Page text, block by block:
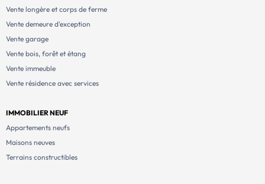
Vente longère et corps de ferme
Vente demeure d'exception
Vente garage
Vente bois, forêt et étang
Vente immeuble
Vente résidence avec services
IMMOBILIER NEUF
Appartements neufs
Maisons neuves
Terrains constructibles